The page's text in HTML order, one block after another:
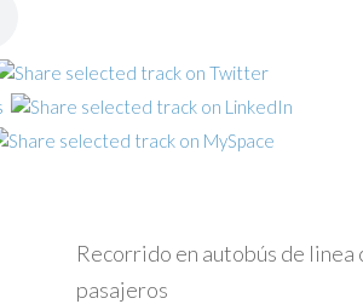
Recorrido en autobús de linea
pasajeros